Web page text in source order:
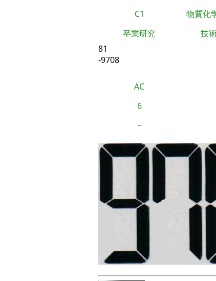
C1 物質化
卒業研究
技
81
-9708
AC
6
−